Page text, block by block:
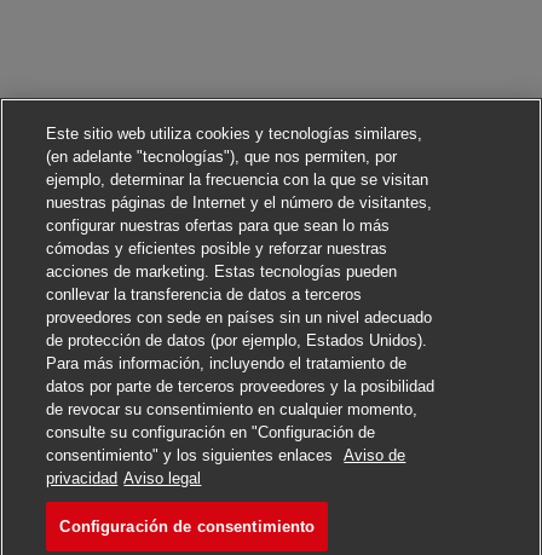
Solicitar
Marcar
Este sitio web utiliza cookies y tecnologías similares,
(en adelante "tecnologías"), que nos permiten, por
ejemplo, determinar la frecuencia con la que se visitan
nuestras páginas de Internet y el número de visitantes,
configurar nuestras ofertas para que sean lo más
cómodas y eficientes posible y reforzar nuestras
acciones de marketing. Estas tecnologías pueden
conllevar la transferencia de datos a terceros
proveedores con sede en países sin un nivel adecuado
de protección de datos (por ejemplo, Estados Unidos).
Para más información, incluyendo el tratamiento de
datos por parte de terceros proveedores y la posibilidad
de revocar su consentimiento en cualquier momento,
consulte su configuración en "Configuración de
consentimiento" y los siguientes enlaces
Aviso de
privacidad Aviso legal
Configuración de consentimiento